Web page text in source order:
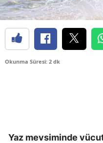
Okunma Süresi: 2 dk
Yaz mevsiminde